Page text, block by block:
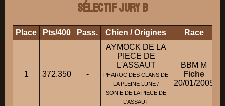
Sélectif Jury B
Place Pts/400 Pass. Chien / Origines Race
1 372.350 -
AYMOCK DE LA
PIECE DE
L'ASSAUT
PHAROC DES CLANS DE
LA PLEINE LUNE /
SONIE DE LA PIECE DE
L'ASSAUT
BBM M
Fiche
20/01/2005